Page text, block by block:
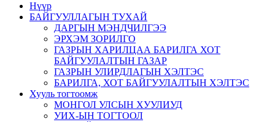
Нүүр
БАЙГУУЛЛАГЫН ТУХАЙ
ДАРГЫН МЭНДЧИЛГЭЭ
ЭРХЭМ ЗОРИЛГО
ГАЗРЫН ХАРИЛЦАА БАРИЛГА ХОТ
БАЙГУУЛАЛТЫН ГАЗАР
ГАЗРЫН УЛИРДЛАГЫН ХЭЛТЭС
БАРИЛГА, ХОТ БАЙГУУЛАЛТЫН ХЭЛТЭС
Хууль тогтоомж
МОНГОЛ УЛСЫН ХУУЛИУД
УИХ-ЫН ТОГТООЛ